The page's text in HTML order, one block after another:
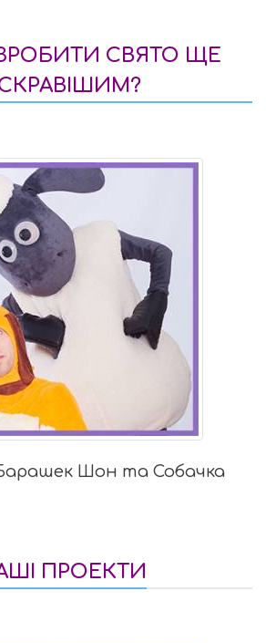
СВЯТО ЩЕ
Аниматор
ПРОЕКТИ